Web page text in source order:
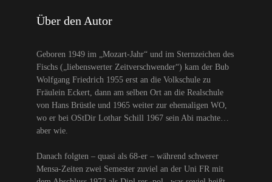
Über den Autor
Geboren 1949 im „Mozart-Jahr“ und im Sternzeichen des
Fischs („liebenswerter Zeitverschwender“) kam der Bub
Wolfgang Friedrich 1955 erst an die Volkschule zu
Fräulein Eckert, dann am selben Ort an die Realschule
von Hans Brüstle und 1965 weiter zur ehemaligen WO,
wo er bei OStDir Lothar Schill 1967 sein Abi machte…
aber wie.
Danach folgten – quasi als 68-er – während schwerer
Mensa-Zeiten zwei Semester zuviel an der Uni FR mit